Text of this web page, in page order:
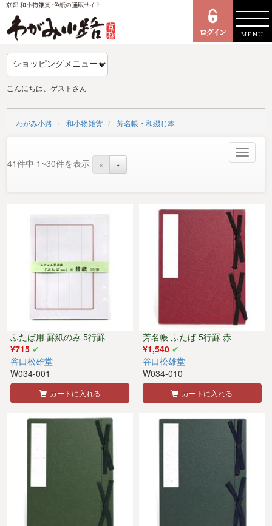
MENU
京都 和小物雑貨･色紙の通販サイト
こんにちは、ゲストさん
わがみ小路 和小物雑貨 芳名帳・和綴じ本
Toggle
41件中 1~30件を表示 « »
ふたば用 罫紙のみ 5行罫
¥715
谷口松雄堂
W034-001
カートに入れる
芳名帳 ふたば 5行罫 赤
¥1,540
谷口松雄堂
W034-010
カートに入れる